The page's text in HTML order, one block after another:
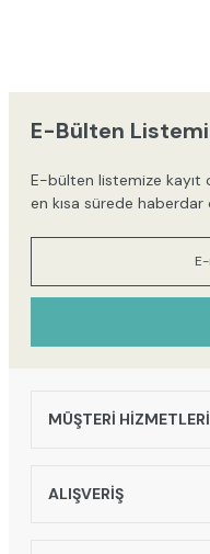
Ürün resmi kalitesiz, bozuk
Ürün açıklamasında eksik
Ürün fiyatı diğer sitelerden
Bu ürüne benzer farklı
E-Bülten
E-bülten listemize kayıt
en kısa sürede haberdar
MÜŞTERİ HİZMETLERİ
ALIŞVERİŞ